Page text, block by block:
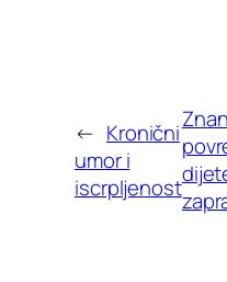
← Kronični
umor i
iscrpljenost